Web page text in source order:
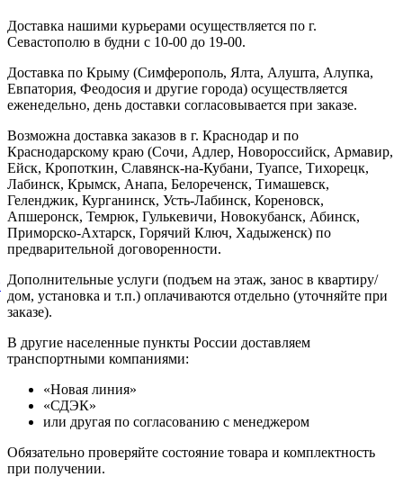
Доставка нашими курьерами осуществляется по г.
Севастополю в будни с 10-00 до 19-00.
Доставка по Крыму (Симферополь, Ялта, Алушта, Алупка,
Евпатория, Феодосия и другие города) осуществляется
еженедельно, день доставки согласовывается при заказе.
Возможна доставка заказов в г. Краснодар и по
Краснодарскому краю (Сочи, Адлер, Новороссийск, Армавир,
Ейск, Кропоткин, Славянск-на-Кубани, Туапсе, Тихорецк,
Лабинск, Крымск, Анапа, Белореченск, Тимашевск,
Геленджик, Курганинск, Усть-Лабинск, Кореновск,
Апшеронск, Темрюк, Гулькевичи, Новокубанск, Абинск,
Приморско-Ахтарск, Горячий Ключ, Хадыженск) по
предварительной договоренности.
Дополнительные услуги (подъем на этаж, занос в квартиру/
дом, установка и т.п.) оплачиваются отдельно (уточняйте при
заказе).
В другие населенные пункты России доставляем
транспортными компаниями:
«Новая линия»
«СДЭК»
или другая по согласованию с менеджером
Обязательно проверяйте состояние товара и комплектность
при получении.